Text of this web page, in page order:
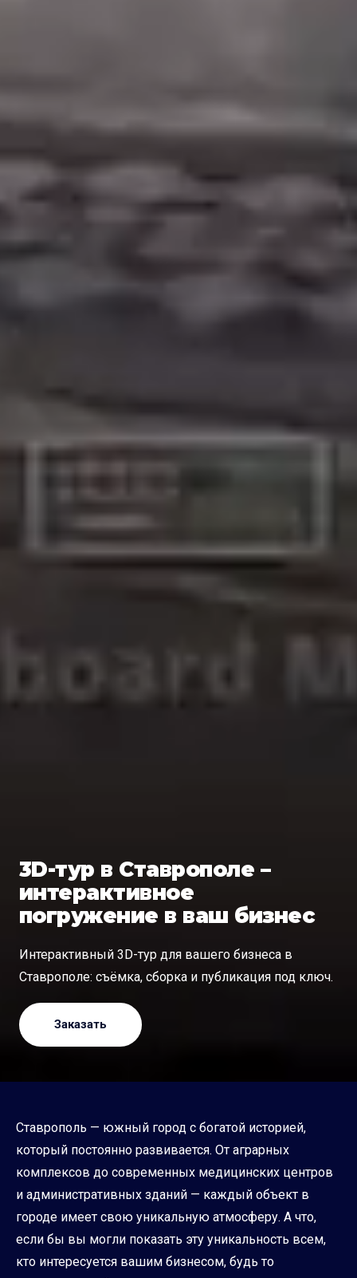
3D-тур в Ставрополе –
интерактивное
погружение в ваш бизнес
Интерактивный 3D-тур для вашего бизнеса в
Ставрополе: съёмка, сборка и публикация под ключ.
Заказать
Ставрополь — южный город с богатой историей,
который постоянно развивается. От аграрных
комплексов до современных медицинских центров
и административных зданий — каждый объект в
городе имеет свою уникальную атмосферу. А что,
если бы вы могли показать эту уникальность всем,
кто интересуется вашим бизнесом, будь то